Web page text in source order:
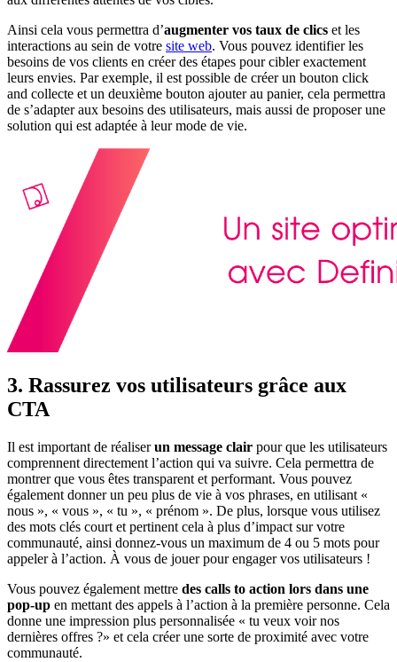
Ainsi cela vous permettra d’augmenter vos taux de clics et les
interactions au sein de votre site web. Vous pouvez identifier les
besoins de vos clients en créer des étapes pour cibler exactement
leurs envies. Par exemple, il est possible de créer un bouton click
and collecte et un deuxième bouton ajouter au panier, cela permettra
de s’adapter aux besoins des utilisateurs, mais aussi de proposer une
solution qui est adaptée à leur mode de vie.
3. Rassurez vos utilisateurs grâce aux
CTA
Il est important de réaliserun message clair pour que les utilisateurs
comprennent directement l’action qui va suivre. Cela permettra de
montrer que vous êtes transparent et performant. Vous pouvez
également donner un peu plus de vie à vos phrases, en utilisant «
nous », « vous », « tu », « prénom ». De plus, lorsque vous utilisez
des mots clés court et pertinent cela à plus d’impact sur votre
communauté, ainsi donnez-vous un maximum de 4 ou 5 mots pour
appeler à l’action. À vous de jouer pour engager vos utilisateurs !
Vous pouvez également mettre des calls to action lors dans une
pop-up en mettant des appels à l’action à la première personne. Cela
donne une impression plus personnalisée « tu veux voir nos
dernières offres ?» et cela créer une sorte de proximité avec votre
communauté.